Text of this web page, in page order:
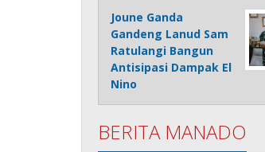
Joune Ganda
Gandeng Lanud Sam
Ratulangi Bangun
Antisipasi Dampak El
Nino
BERITA MANADO